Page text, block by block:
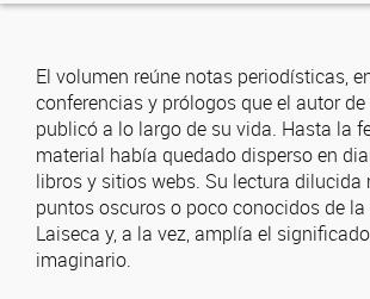
El volumen reúne notas periodísticas,
conferencias y prólogos que el autor de
publicó a lo largo de su vida. Hasta la
material había quedado disperso en
libros y sitios webs. Su lectura dilucida
puntos oscuros o poco conocidos de la
Laiseca y, a la vez, amplía el
imaginario.